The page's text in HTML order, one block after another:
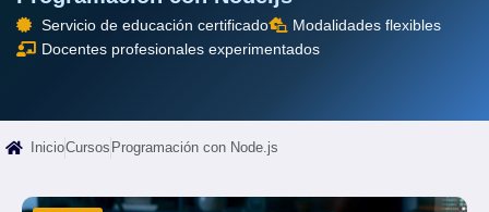
Servicio de educación certificado
Modalidades flexibles
Docentes profesionales experimentados
InicioCursos Programación con Node.js